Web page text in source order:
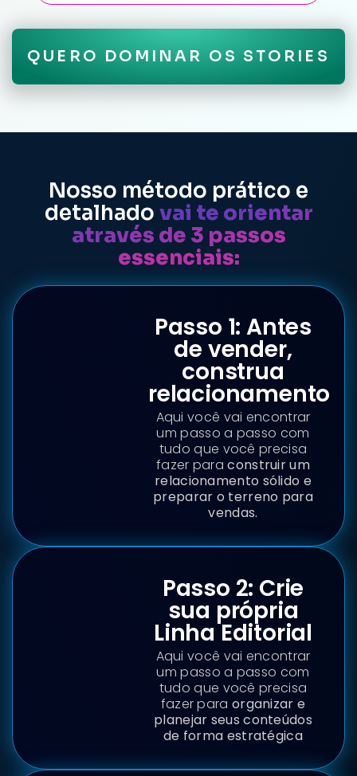
QUERO DOMINAR OS STORIES
Nosso método prático e
detalhado vai te orientar
através de 3 passos
essenciais:
Passo 1: Antes
de vender,
construa
relacionamento
Aqui você vai encontrar
um passo a passo com
tudo que você precisa
fazer paraconstruir um
relacionamento sólido e
preparar o terreno para
vendas.
Passo 2: Crie
sua própria
Linha Editorial
Aqui você vai encontrar
um passo a passo com
tudo que você precisa
fazer para organizar e
planejar seus conteúdos
de forma estratégica